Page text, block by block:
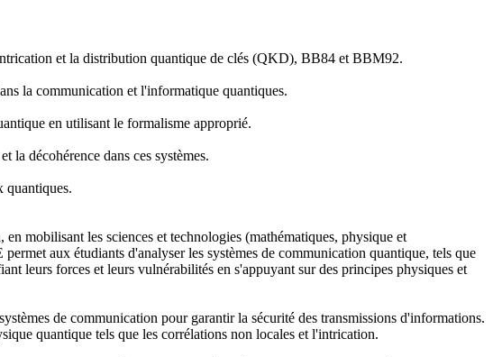
et la distribution quantique de clés (QKD), BB84 et BBM92.
la communication et l'informatique quantiques.
en utilisant le formalisme approprié.
la décohérence dans ces systèmes.
quantiques.
mobilisant les sciences et technologies (mathématiques, physique et
aux étudiants d'analyser les systèmes de communication quantique, tels que
leurs forces et leurs vulnérabilités en s'appuyant sur des principes physiques et
de communication pour garantir la sécurité des transmissions d'informations.
quantique tels que les corrélations non locales et l'intrication.